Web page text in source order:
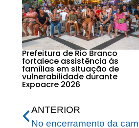
Prefeitura de Rio Branco
fortalece assistência às
famílias em situação de
vulnerabilidade durante
Expoacre 2026
ANTERIOR